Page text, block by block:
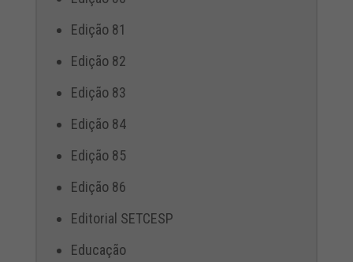
Edição 81
Edição 82
Edição 83
Edição 84
Edição 85
Edição 86
Editorial SETCESP
Educação